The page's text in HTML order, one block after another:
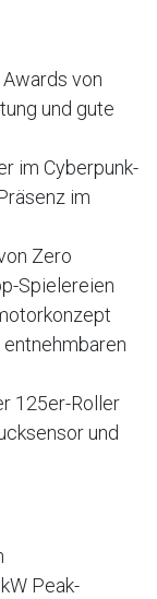
von
und gute
im Cyberpunk-
im
Zero
Spielereien
125er-Roller
und
Peak-